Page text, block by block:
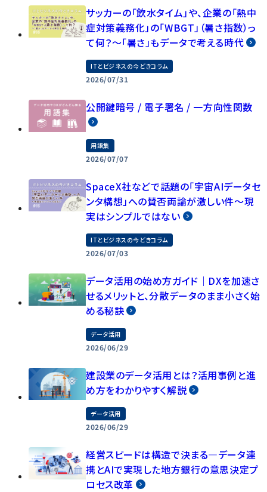
サッカーの「飲水タイム」や、企業の「熱中
症対策義務化」の「WBGT」（暑さ指数）っ
て何？～「暑さ」もデータで考える時代
ITとビジネスの今どきコラム
2026/07/31
公開鍵暗号 / 電子署名 / 一方向性関数
用語集
2026/07/07
SpaceX社などで話題の「宇宙AIデータセ
ンタ構想」への賛否両論が激しい件～現
実はシンプルではない
ITとビジネスの今どきコラム
2026/07/03
データ活用の始め方ガイド｜DXを加速さ
せるメリットと、分散データのまま小さく始
める秘訣
データ活用
2026/06/29
建設業のデータ活用とは？活用事例と進
め方をわかりやすく解説
データ活用
2026/06/29
経営スピードは構造で決まる―データ連
携とAIで実現した地方銀行の意思決定プ
ロセス改革